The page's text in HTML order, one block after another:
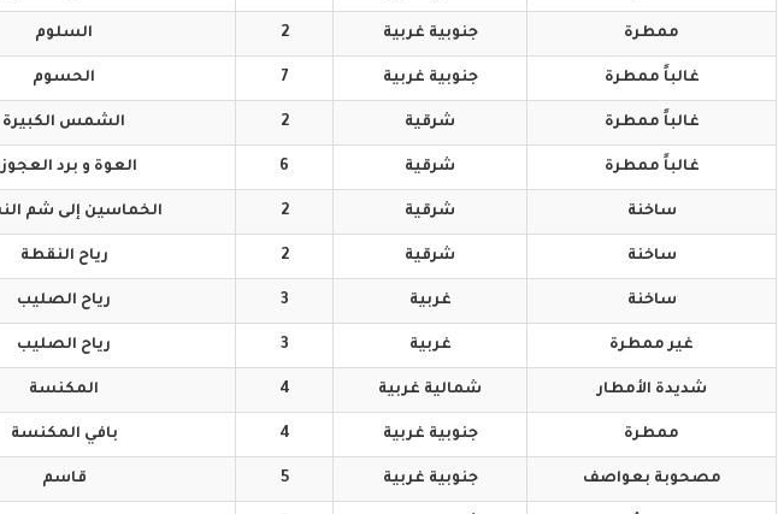
ممطرة جنوبية غربية 2 السلوم
غالباً ممطرة جنوبية غربية 7 الحسوم
غالباً ممطرة شرقية 2 الشمس الكبيرة
غالباً ممطرة شرقية 6 العوة و برد
ساخنة شرقية 2 الخماسين إلى شم
ساخنة شرقية 2 رياح النقطة
ساخنة غربية 3 رياح الصليب
غير ممطرة غربية 3 رياح الصليب
شديدة الأمطار شمالية غربية 4 المكنسة
ممطرة جنوبية غربية 4 بافي المكنسة
مصحوبة بعواصف جنوبية غربية 5 قاسم